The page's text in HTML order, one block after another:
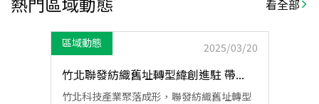
看全部
區域動態 2025/03/20
竹北聯發紡織舊址轉型緯創進駐 帶...
竹北科技產業聚落成形，聯發紡織舊址轉型